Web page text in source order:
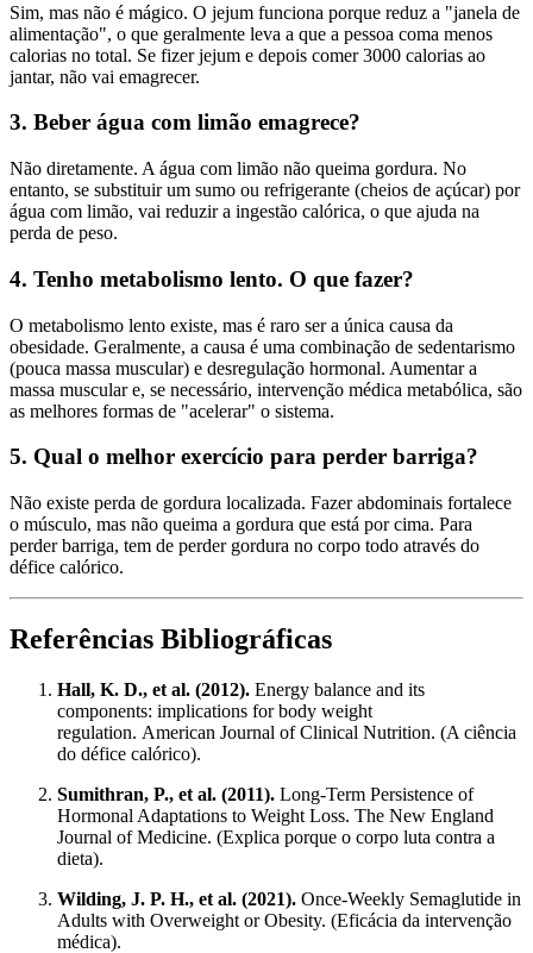
Sim, mas não é mágico. O jejum funciona porque reduz a "janela de
alimentação", o que geralmente leva a que a pessoa coma menos
calorias no total. Se fizer jejum e depois comer 3000 calorias ao
jantar, não vai emagrecer.
3. Beber água com limão emagrece?
Não diretamente. A água com limão não queima gordura. No
entanto, se substituir um sumo ou refrigerante (cheios de açúcar) por
água com limão, vai reduzir a ingestão calórica, o que ajuda na
perda de peso.
4. Tenho metabolismo lento. O que fazer?
O metabolismo lento existe, mas é raro ser a única causa da
obesidade. Geralmente, a causa é uma combinação de sedentarismo
(pouca massa muscular) e desregulação hormonal. Aumentar a
massa muscular e, se necessário, intervenção médica metabólica, são
as melhores formas de "acelerar" o sistema.
5. Qual o melhor exercício para perder barriga?
Não existe perda de gordura localizada. Fazer abdominais fortalece
o músculo, mas não queima a gordura que está por cima. Para
perder barriga, tem de perder gordura no corpo todo através do
défice calórico.
Referências Bibliográficas
Hall, K. D., et al. (2012). Energy balance and its
components: implications for body weight
regulation. American Journal of Clinical Nutrition. (A ciência
do défice calórico).
Sumithran, P., et al. (2011). Long-Term Persistence of
Hormonal Adaptations to Weight Loss. The New England
Journal of Medicine. (Explica porque o corpo luta contra a
dieta).
Wilding, J. P. H., et al. (2021). Once-Weekly Semaglutide in
Adults with Overweight or Obesity. (Eficácia da intervenção
médica).